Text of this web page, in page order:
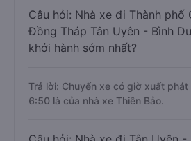
Câu hỏi: Nhà xe đi Thành phố
Đồng Tháp Tân Uyên - Bình
khởi hành sớm nhất?
Trả lời: Chuyến xe có giờ xuất
6:50 là của nhà xe Thiên Bảo.